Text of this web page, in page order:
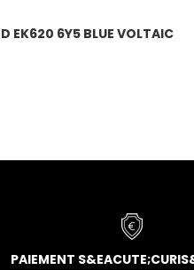
EK620 6Y5 BLUE VOLTAIC
PAIEMENT